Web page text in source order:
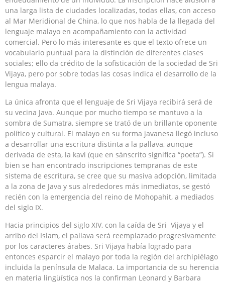
una larga lista de ciudades localizadas, todas ellas, con acceso
al Mar Meridional de China, lo que nos habla de la llegada del
lenguaje malayo en acompañamiento con la actividad
comercial. Pero lo más interesante es que el texto ofrece un
vocabulario puntual para la distinción de diferentes clases
sociales; ello da crédito de la sofisticación de la sociedad de Sri
Vijaya, pero por sobre todas las cosas indica el desarrollo de la
lengua malaya.
La única afronta que el lenguaje de Sri Vijaya recibirá será de
su vecina Java. Aunque por mucho tiempo se mantuvo a la
sombra de Sumatra, siempre se trató de un brillante oponente
político y cultural. El malayo en su forma javanesa llegó incluso
a desarrollar una escritura distinta a la pallava, aunque
derivada de esta, la kavi (que en sánscrito significa “poeta”). Si
bien se han encontrado inscripciones tempranas de este
sistema de escritura, se cree que su masiva adopción, limitada
a la zona de Java y sus alrededores más inmediatos, se gestó
recién con la emergencia del reino de Mohopahit, a mediados
del siglo IX.
Hacia principios del siglo XIV, con la caída de Sri Vijaya y el
arribo del Islam, el pallava será reemplazado progresivamente
por los caracteres árabes. Sri Vijaya había logrado para
entonces esparcir el malayo por toda la región del archipiélago
incluida la península de Malaca. La importancia de su herencia
en materia lingüística nos la confirman Leonard y Barbara